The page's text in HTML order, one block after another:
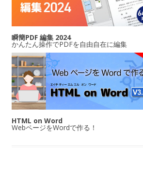
瞬簡PDF 編集 2024
かんたん操作でPDFを自由自在に編集
HTML on Word
WebページをWordで作る！